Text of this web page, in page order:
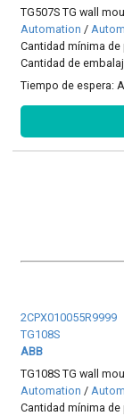
TG507S TG wall
Automation /
Cantidad mínima de
Cantidad de
Tiempo de espera:
2CPX010055R9999
TG108S
ABB
TG108S TG wall
Automation /
Cantidad mínima de